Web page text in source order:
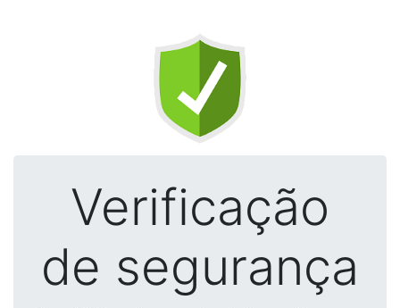
Verificação
de segurança